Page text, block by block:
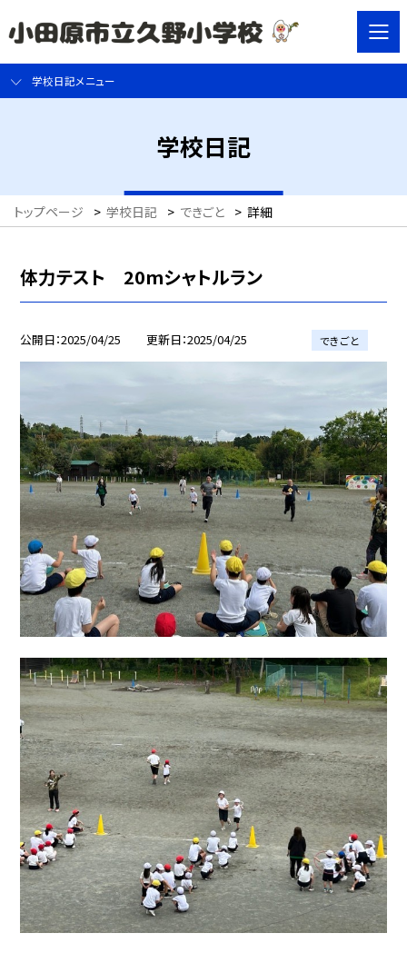
学校日記メニュー
学校日記
トップページ > 学校日記 > できごと > 詳細
体力テスト 20mシャトルラン
公開日 2025/04/25 更新日 2025/04/25 できごと